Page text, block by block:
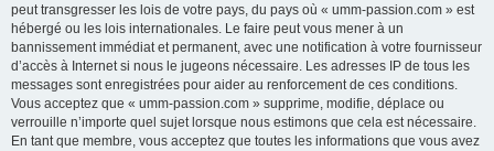
peut transgresser les lois de votre pays, du pays où « umm-passion.com » est
hébergé ou les lois internationales. Le faire peut vous mener à un
bannissement immédiat et permanent, avec une notification à votre fournisseur
d’accès à Internet si nous le jugeons nécessaire. Les adresses IP de tous les
messages sont enregistrées pour aider au renforcement de ces conditions.
Vous acceptez que « umm-passion.com » supprime, modifie, déplace ou
verrouille n’importe quel sujet lorsque nous estimons que cela est nécessaire.
En tant que membre, vous acceptez que toutes les informations que vous avez